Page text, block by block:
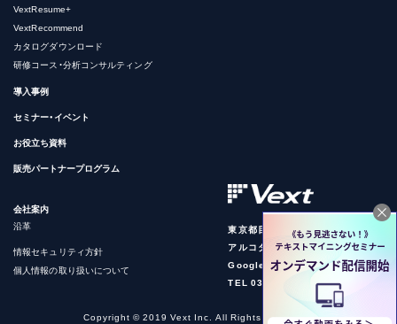
VextResume+
VextRecommend
カタログダウンロード
研修コース・分析コンサルティング
導入事例
セミナー・イベント
お役立ち資料
販売パートナープログラム
会社案内
沿革
情報セキュリティ方針
個人情報の取り扱いについて
東京都目黒区下目黒1-8-1
アルコタワー7F
Google Map
TEL 03-4590-6755
Copyright © 2019 Vext Inc. All Rights Reserved.